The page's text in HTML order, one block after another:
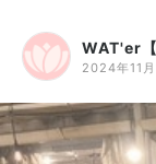
WAT'er【
2024年11